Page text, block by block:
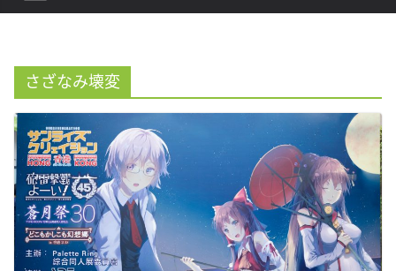
さざなみ壊変